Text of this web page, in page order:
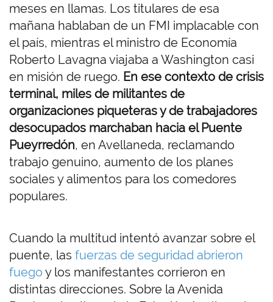
meses en llamas. Los titulares de esa
mañana hablaban de un FMI implacable con
el país, mientras el ministro de Economía
Roberto Lavagna viajaba a Washington casi
en misión de ruego. En ese contexto de crisis
terminal, miles de militantes de
organizaciones piqueteras y de trabajadores
desocupados marchaban hacia el Puente
Pueyrredón, en Avellaneda, reclamando
trabajo genuino, aumento de los planes
sociales y alimentos para los comedores
populares.
Cuando la multitud intentó avanzar sobre el
puente, las fuerzas de seguridad abrieron
fuego y los manifestantes corrieron en
distintas direcciones. Sobre la Avenida